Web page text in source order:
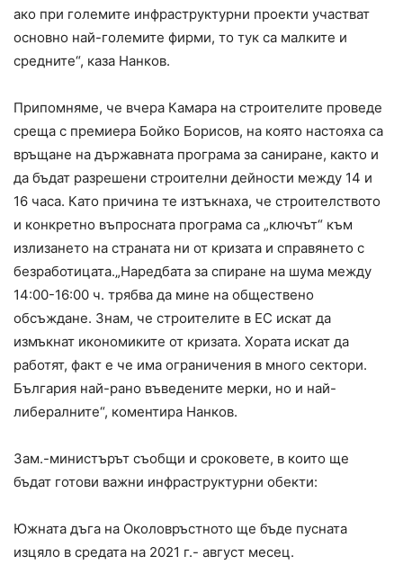
ако при големите инфраструктурни проекти участват
основно най-големите фирми, то тук са малките и
средните“, каза Нанков.
Припомняме, че вчера Камара на строителите проведе
среща с премиера Бойко Борисов, на която настояха са
връщане на държавната програма за саниране, както и
да бъдат разрешени строителни дейности между 14 и
16 часа. Като причина те изтъкнаха, че строителството
и конкретно въпросната програма са „ключът“ към
излизането на страната ни от кризата и справянето с
безработицата.„Наредбата за спиране на шума между
14:00-16:00 ч. трябва да мине на обществено
обсъждане. Знам, че строителите в ЕС искат да
измъкнат икономиките от кризата. Хората искат да
работят, факт е че има ограничения в много сектори.
България най-рано въведените мерки, но и най-
либералните“, коментира Нанков.
Зам.-министърът съобщи и сроковете, в които ще
бъдат готови важни инфраструктурни обекти:
Южната дъга на Околовръстното ще бъде пусната
изцяло в средата на 2021 г.- август месец.